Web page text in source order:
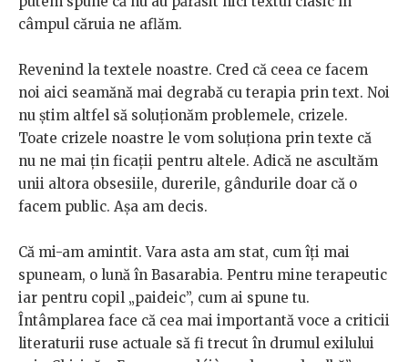
câmpul căruia ne aflăm.
Revenind la textele noastre. Cred că ceea ce facem
noi aici seamănă mai degrabă cu terapia prin text. Noi
nu știm altfel să soluționăm problemele, crizele.
Toate crizele noastre le vom soluționa prin texte că
nu ne mai țin ficații pentru altele. Adică ne ascultăm
unii altora obsesiile, durerile, gândurile doar că o
facem public. Așa am decis.
Că mi-am amintit. Vara asta am stat, cum îți mai
spuneam, o lună în Basarabia. Pentru mine terapeutic
iar pentru copil „paideic”, cum ai spune tu.
Întâmplarea face că cea mai importantă voce a criticii
literaturii ruse actuale să fi trecut în drumul exilului